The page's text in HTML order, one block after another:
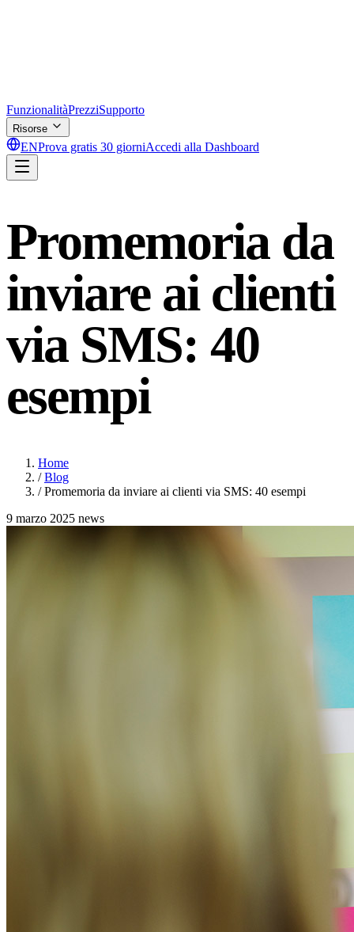
FunzionalitàPrezziSupporto
Risorse
ENProva gratis 30 giorniAccedi alla Dashboard
Promemoria da
inviare ai clienti
via SMS: 40
esempi
Home
/ Blog
/ Promemoria da inviare ai clienti via SMS: 40 esempi
9 marzo 2025 news